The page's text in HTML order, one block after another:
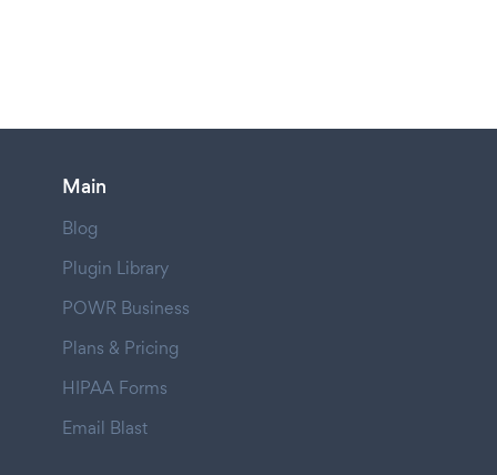
Main
Blog
Plugin Library
POWR Business
Plans & Pricing
HIPAA Forms
Email Blast